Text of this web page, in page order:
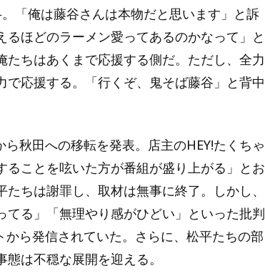
「俺は藤谷さんは本物だと思います」と訴
ほどのラーメン愛ってあるのかなって」と
ちはあくまで応援する側だ。ただし、全力
応援する。「行くぞ、鬼そば藤谷」と背中
秋田への移転を発表。店主のHEY!たくちゃ
ることを呟いた方が番組が盛り上がる」とお
ちは謝罪し、取材は無事に終了。しかし、
る」「無理やり感がひどい」といった批判
ら発信されていた。さらに、松平たちの部
は不穏な展開を迎える。